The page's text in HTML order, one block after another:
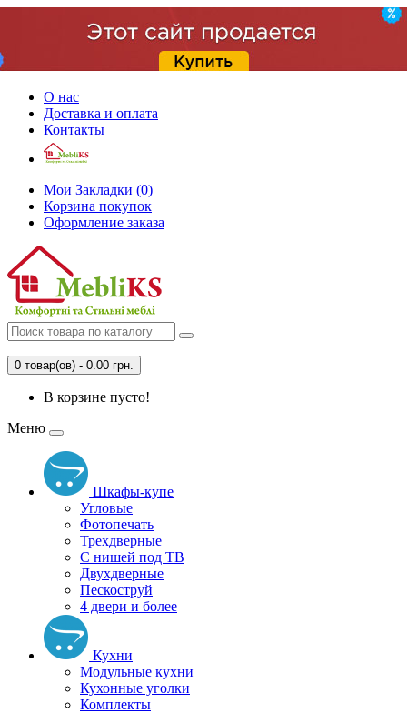
О нас
Доставка и оплата
Контакты
Мои Закладки (0)
Корзина покупок
Оформление заказа
0 товар(ов) - 0.00 грн.
В корзине пусто!
Меню
Шкафы-купе
Угловые
Фотопечать
Трехдверные
С нишей под ТВ
Двухдверные
Пескоструй
4 двери и более
Кухни
Модульные кухни
Кухонные уголки
Комплекты